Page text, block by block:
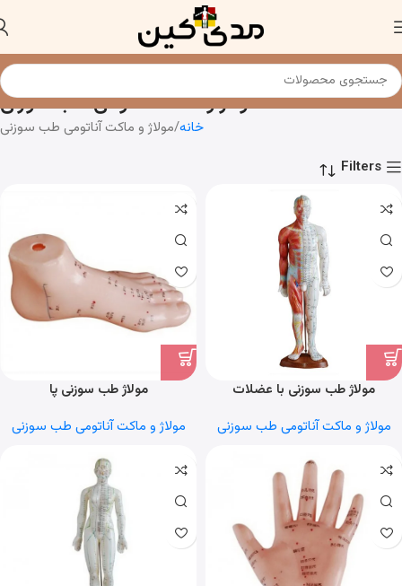
مولاژ و ماکت آناتومی طب سوزنی
خانه مولاژ و ماکت آناتومی طب سوزنی
Filters
مولاژ طب سوزنی با عضلات
مولاژ و ماکت آناتومی طب سوزنی
مولاژ طب سوزنی پا
مولاژ و ماکت آناتومی طب سوزنی